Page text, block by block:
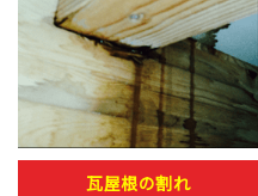
瓦屋根の割れ